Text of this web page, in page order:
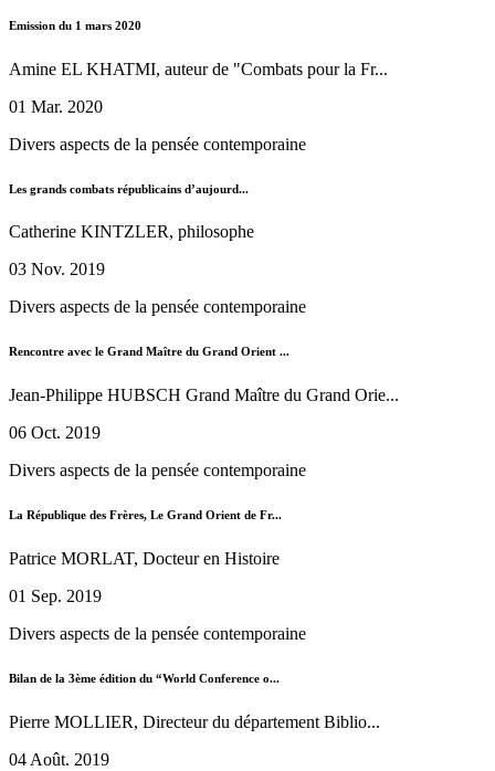
Emission du 1 mars 2020
Amine EL KHATMI, auteur de "Combats pour la Fr...
01 Mar. 2020
Divers aspects de la pensée contemporaine
Les grands combats républicains d’aujourd...
Catherine KINTZLER, philosophe
03 Nov. 2019
Divers aspects de la pensée contemporaine
Rencontre avec le Grand Maître du Grand Orient ...
Jean-Philippe HUBSCH Grand Maître du Grand Orie...
06 Oct. 2019
Divers aspects de la pensée contemporaine
La République des Frères, Le Grand Orient de Fr...
Patrice MORLAT, Docteur en Histoire
01 Sep. 2019
Divers aspects de la pensée contemporaine
Bilan de la 3ème édition du “World Conference o...
Pierre MOLLIER, Directeur du département Biblio...
04 Août. 2019